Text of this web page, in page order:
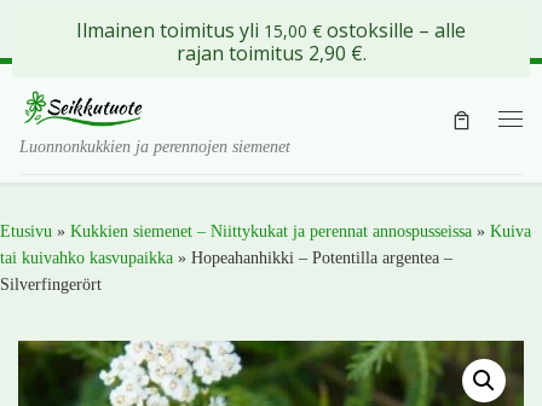
Skip to content
Luonnonkukkien ja perennojen siemenet
Etusivu » Kukkien siemenet – Niittykukat ja perennat annospusseissa » Kuiva
tai kuivahko kasvupaikka » Hopeahanhikki – Potentilla argentea –
Silverfingerört
Ilmainen toimitus yli 15,00 € ostoksille – alle
rajan toimitus 2,90 €.